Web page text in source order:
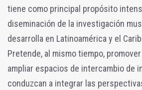
tiene como principal propósito
diseminación de la investigación
desarrolla en Latinoamérica y el
Pretende, al mismo tiempo,
ampliar espacios de intercambio de
conduzcan a integrar las